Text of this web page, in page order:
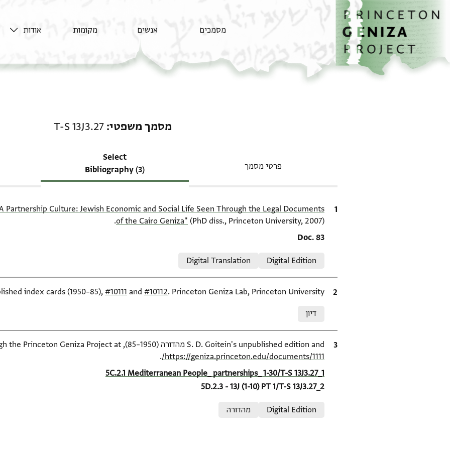
דילוג לתוכן
דף הבית
מסמכים אנשים מקומות אודות
מסמך משפטי T-S 13J3.27
פרטי מסמך
Select
Bibliography (3)
ציטוט
Partnership Culture: Jewish Economic and Social Life Seen Through the Legal Documents
of the Cairo Geniza" (PhD diss., Princeton University, 2007).
Location in source
Doc. 83
Digital Edition
Digital Translation
ציטוט index cards (1950–85), #10111 and #10112. Princeton Geniza Lab, Princeton University.
דיון
ציטוט
S. D. Goitein's unpublished edition and מהדורה (1950–85), available online through the Princeton Geniza Project at
https://geniza.princeton.edu/documents/1111/
.
Location in source
5C.2.1 Mediterranean People_ partnerships_ 1-30/T-S 13J3.27_1
5D.2.3 - 13J (1-10) PT 1/T-S 13J3.27_2
Digital Edition
מהדורה